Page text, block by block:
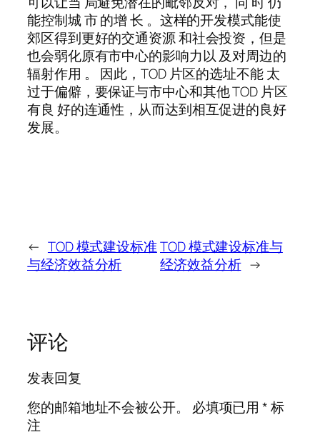
能控制城 市 的增 长 。这样的开发模式能使
郊区得到更好的交通资源 和社会投资，但是
也会弱化原有市中心的影响力以 及对周边的
辐射作用 。 因此，TOD 片区的选址不能 太
过于偏僻，要保证与市中心和其他 TOD 片区
有良 好的连通性，从而达到相互促进的良好
发展。
← TOD 模式建设标准
与经济效益分析
TOD 模式建设标准与
经济效益分析 →
评论
发表回复
您的邮箱地址不会被公开。
必填项已用*标
注